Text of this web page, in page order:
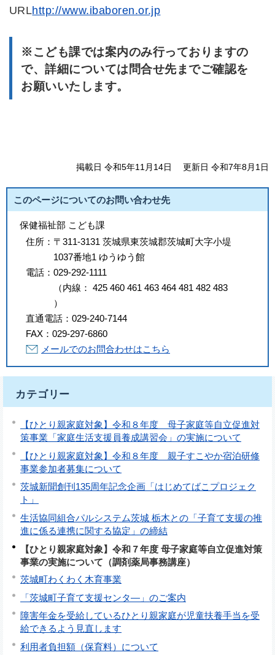
URLhttp://www.ibaboren.or.jp
※こども課では案内のみ行っておりますの
で、詳細については問合せ先までご確認を
お願いいたします。
掲載日 令和5年11月14日 更新日 令和7年8月1日
このページについてのお問い合わせ先
保健福祉部 こども課
住所： 〒311-3131 茨城県東茨城郡茨城町大字小堤
1037番地1 ゆうゆう館
電話： 029-292-1111
（内線 ： 425 460 461 463 464 481 482 483
）
直通電話： 029-240-7144
FAX： 029-297-6860
メールでのお問合わせはこちら
カテゴリー
【ひとり親家庭対象】令和８年度 母子家庭等自立促進対
策事業「家庭生活支援員養成講習会」の実施について
【ひとり親家庭対象】令和８年度 親子すこやか宿泊研修
事業参加者募集について
茨城新聞創刊135周年記念企画「はじめてばこプロジェク
ト」
生活協同組合パルシステム茨城 栃木との「子育て支援の推
進に係る連携に関する協定」の締結
【ひとり親家庭対象】令和７年度 母子家庭等自立促進対策
事業の実施について（調剤薬局事務講座）
茨城町わくわく木育事業
「茨城町子育て支援センタ―」のご案内
障害年金を受給しているひとり親家庭が児童扶養手当を受
給できるよう見直します
利用者負担額（保育料）について